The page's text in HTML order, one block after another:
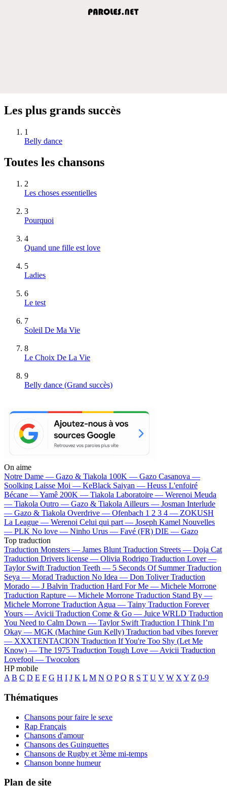
Les plus grands succès
1
Belly dance
Toutes les chansons
2
Les choses essentielles
3
Pourquoi
4
Quand une fille est love
5
Ladies
6
Le test
7
Soleil De Ma Vie
8
Le Choix De La Vie
9
Belly dance (Grand succès)
On aime
Notre Dame — Gazo & Tiakola 100K — Gazo Casanova —
Soolking Laisse Moi — KeBlack Saiyan — Heuss L'enfoiré
Bécane —Yamê 200K — Tiakola Laboratoire — Werenoi Meuda
— Tiakola Outro — Gazo & Tiakola Ailleurs — Josman Interlude
— Gazo & Tiakola Overdrive — Ofenbach 1 2 3 4 — ZOKUSH
La League — Werenoi Celui qui part — Joseph Kamel Nouvelles
— PLK No love — Ninho Urus — Favé (FR) DIE — Gazo
Top traduction
Traduction Monsters — James Blunt Traduction Streets — Doja Cat
Traduction Drivers license — Olivia Rodrigo Traduction Lover —
Taylor Swift Traduction Teeth — 5 Seconds Of Summer Traduction
Seya — Morad Traduction No Idea — Don Toliver Traduction
Morado — J Balvin Traduction Hard For Me — Michele Morrone
Traduction Rapture — Michele Morrone Traduction Stand By —
Michele Morrone Traduction Agua — Tainy Traduction Forever
Yours — Avicii Traduction Come & Go — Juice WRLD Traduction
You Need to Calm Down — Taylor Swift Traduction I Think I’m
Okay — MGK (Machine Gun Kelly) Traduction bad vibes forever
— XXXTENTACION Traduction If You're Too Shy (Let Me
Know) — The 1975 Traduction Tough Love — Avicii Traduction
Lovefool — Twocolors
HP mobile
A B C D E F G H I J K L M N O P Q R S T U V W X Y Z 0-9
Thématiques
Chansons pour faire le sexe
Rap Français
Chansons d'amour
Chansons des Guinguettes
Chansons de Rugby et 3ème mi-temps
Chanson bonne humeur
Plan de site